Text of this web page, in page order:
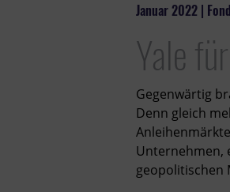
Januar 2022 |
Yale
Gegenwärtig
Denn gleich
Unternehmen,
geopolitischen